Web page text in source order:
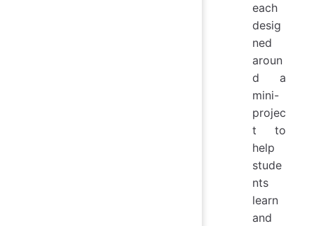
each
desig
ned
aroun
d a
mini-
projec
t to
help
stude
nts
learn
and